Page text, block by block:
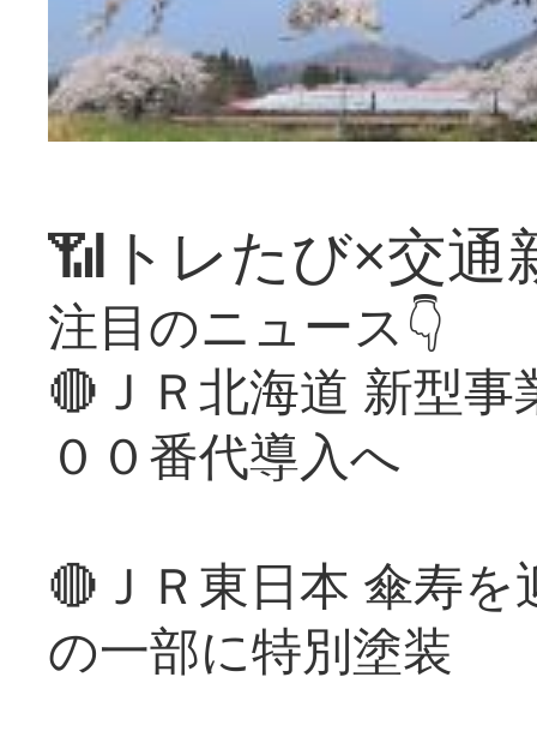
📶トレたび×交通
注目のニュース👇
🔴ＪＲ北海道 新型
００番代導入へ
🔴ＪＲ東日本 傘寿
の一部に特別塗装